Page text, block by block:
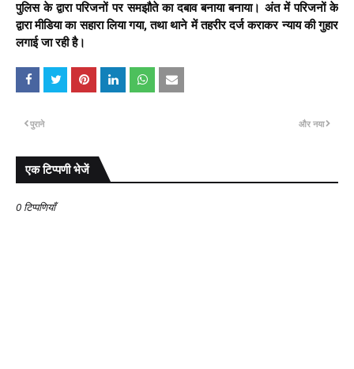
पुलिस के द्वारा परिजनों पर समझौते का दबाव बनाया बनाया। अंत में परिजनों के
द्वारा मीडिया का सहारा लिया गया, तथा थाने में तहरीर दर्ज कराकर न्याय की गुहार
लगाई जा रही है।
और नया
पुराने
एक टिप्पणी भेजें
0 टिप्पणियाँ